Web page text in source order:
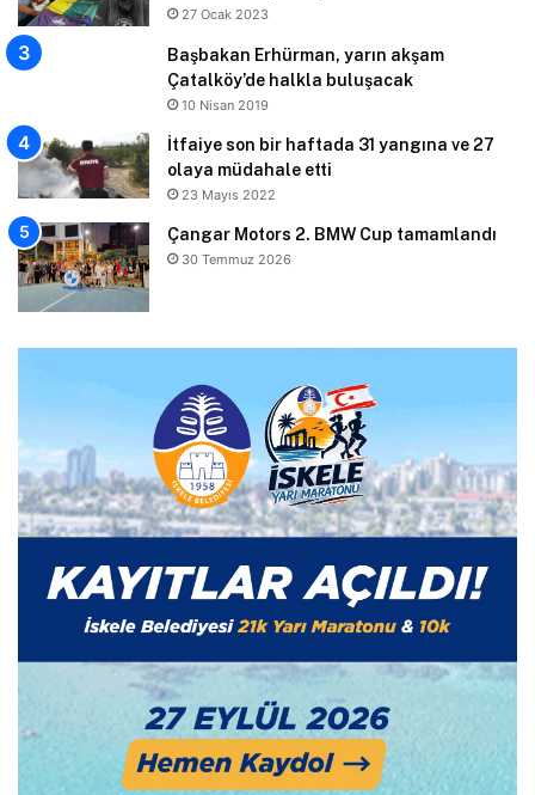
27 Ocak 2023
Başbakan Erhürman, yarın akşam
Çatalköy’de halkla buluşacak
10 Nisan 2019
İtfaiye son bir haftada 31 yangına ve 27
olaya müdahale etti
23 Mayıs 2022
Çangar Motors 2. BMW Cup tamamlandı
30 Temmuz 2026